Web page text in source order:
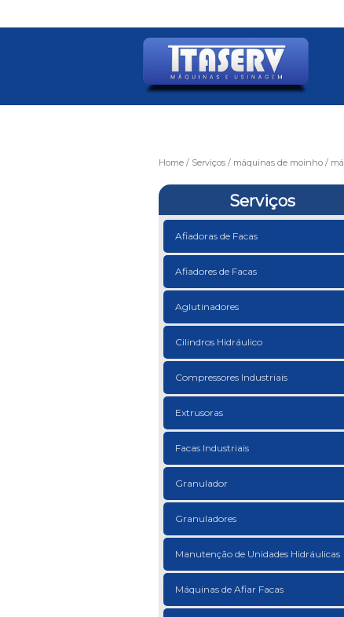
Home Serviços máquinas de moinho
Serviços
Afiadoras de Facas
Afiadores de Facas
Aglutinadores
Cilindros Hidráulico
Compressores Industriais
Extrusoras
Facas Industriais
Granulador
Granuladores
Manutenção de Unidades Hidráulicas
Máquinas de Afiar Facas